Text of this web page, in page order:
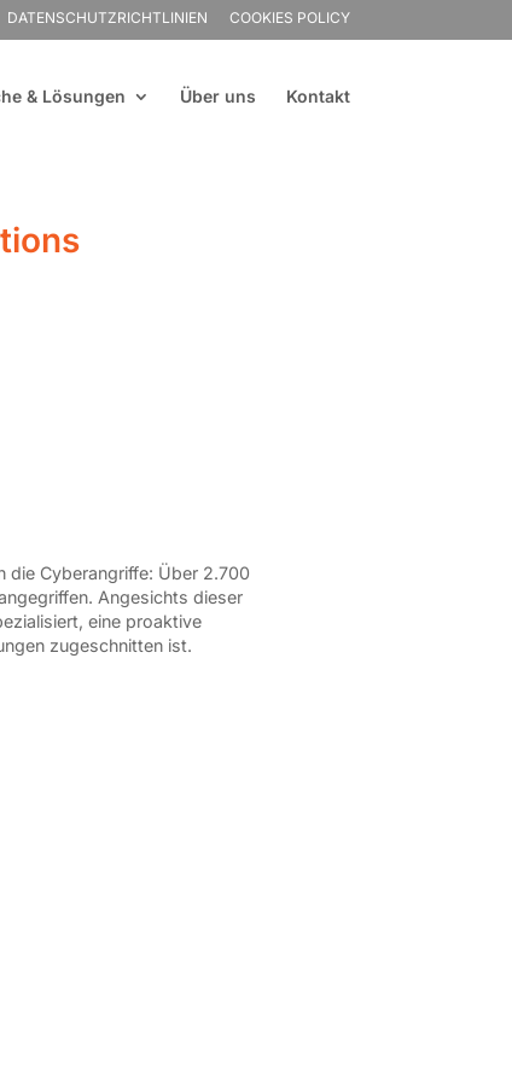
DATENSCHUTZRICHTLINIEN COOKIES POLICY
& Lösungen Über uns Kontakt
die Cyberangriffe: Über 2.700
Angesichts dieser
eine proaktive
zugeschnitten ist.